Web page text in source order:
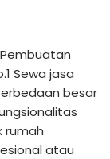
Sewa jasa
besar
rumah
atau